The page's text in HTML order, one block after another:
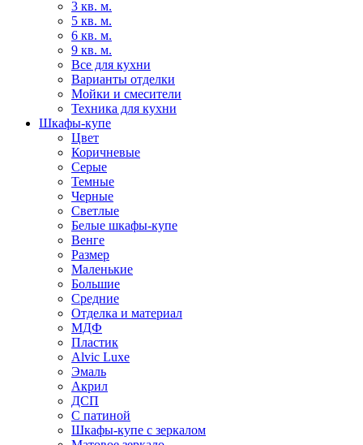
3 кв. м.
5 кв. м.
6 кв. м.
9 кв. м.
Все для кухни
Варианты отделки
Мойки и смесители
Техника для кухни
Шкафы-купе
Цвет
Коричневые
Серые
Темные
Черные
Светлые
Белые шкафы-купе
Венге
Размер
Маленькие
Большие
Средние
Отделка и материал
МДФ
Пластик
Alvic Luxe
Эмаль
Акрил
ДСП
С патиной
Шкафы-купе с зеркалом